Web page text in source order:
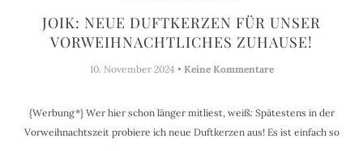
JOIK: NEUE DUFTKERZEN FÜR UNSER
VORWEIHNACHTLICHES ZUHAUSE!
10. November 2024 • Keine Kommentare
{Werbung*} Wer hier schon länger mitliest, weiß: Spätestens in der
Vorweihnachtszeit probiere ich neue Duftkerzen aus! Es ist einfach so